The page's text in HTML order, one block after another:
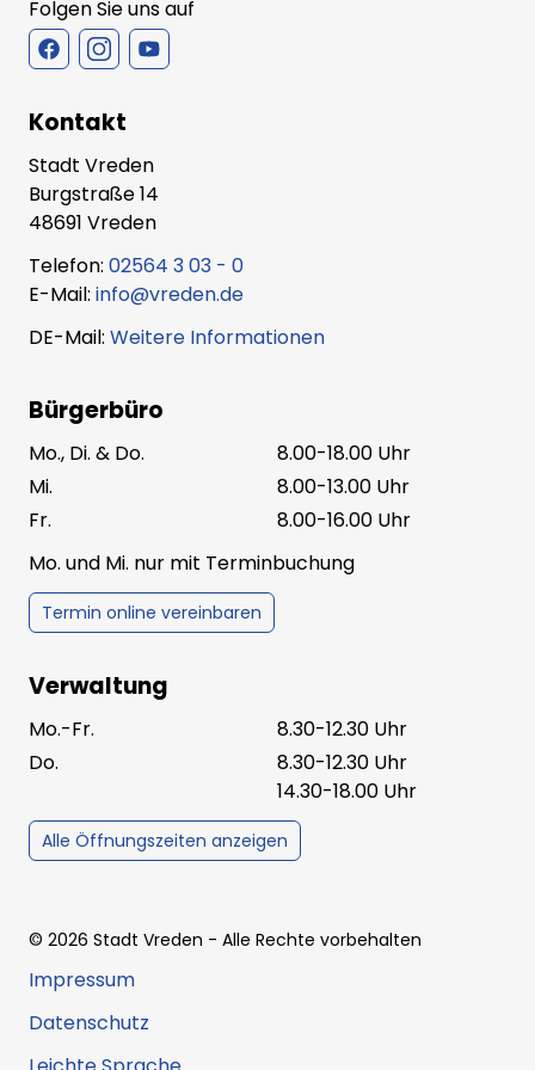
Folgen Sie uns auf
Kontakt
Stadt Vreden
Burgstraße 14
48691 Vreden
Telefon: 02564 3 03 - 0
E-Mail: info@vreden.de
DE-Mail: Weitere Informationen
Bürgerbüro
Mo., Di. & Do.
8.00-18.00 Uhr
Mi.
8.00-13.00 Uhr
Fr.
8.00-16.00 Uhr
Mo. und Mi. nur mit Terminbuchung
Termin online vereinbaren
Verwaltung
Mo.-Fr.
8.30-12.30 Uhr
Do.
8.30-12.30 Uhr
14.30-18.00 Uhr
Alle Öffnungszeiten anzeigen
© 2026 Stadt Vreden - Alle Rechte vorbehalten
Impressum
Datenschutz